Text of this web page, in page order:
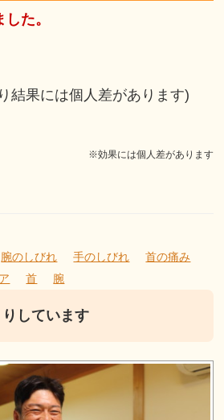
た。
結果には個人差があります)
※効果には個人差があります
腕のしびれ 手のしびれ
首の痛み
首 腕
しています